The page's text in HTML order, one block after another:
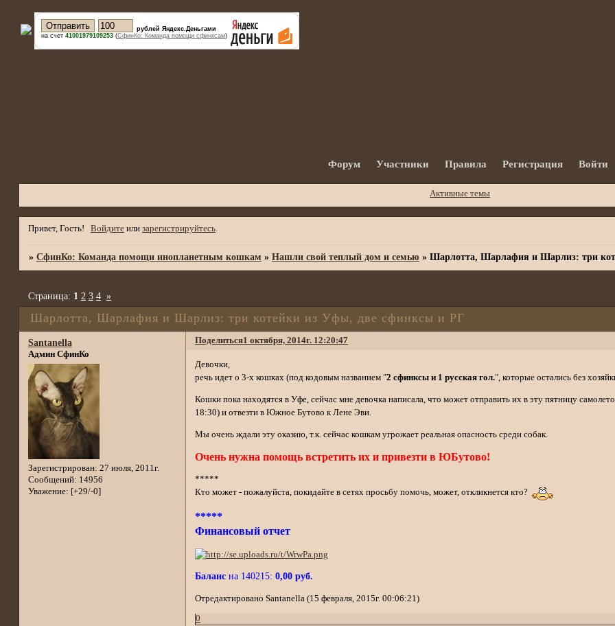
рублей Яндекс.Деньгами
на счет 41001979109253(СфинКо: Команда помощи сфинксам)
Форум Участники Правила Регистрация Войти
Активные темы
Привет, Гость! Войдите или зарегистрируйтесь.
» СфинКо: Команда помощи инопланетным кошкам » Нашли свой теплый дом и семью » Шарлотта, Шарлафия и Шарлиз: три
Шарлотта, Шарлафия и Шарлиз: три котейки из Уфы, две сфинксы и РГ
Страница: 1 2 3 4 »
Поделиться1 октября, 2014г. 12:20:47
Santanella
Админ СфинКо
Зарегистрирован: 27 июля, 2011г.
Сообщений: 14956
Уважение: [+29/-0]
Девочки,
речь идет о 3-х кошках (под кодовым названием "2 сфинксы и 1 русская гол.", которые остались без
Кошки пока находятся в Уфе, сейчас мне девочка написала, что может отправить их в эту пятницу
18:30) и отвезти в Южное Бутово к Лене Эви.
Мы очень ждали эту оказию, т.к. сейчас кошкам угрожает реальная опасность среди собак.
Очень нужна помощь встретить их и привезти в ЮБутово!
*****
Кто может - пожалуйста, покидайте в сетях просьбу помочь, может, откликнется кто?
*****
Финансовый отчет
Баланс на 140215:0,00 руб.
Отредактировано Santanella (15 февраля, 2015г. 00:06:21)
0